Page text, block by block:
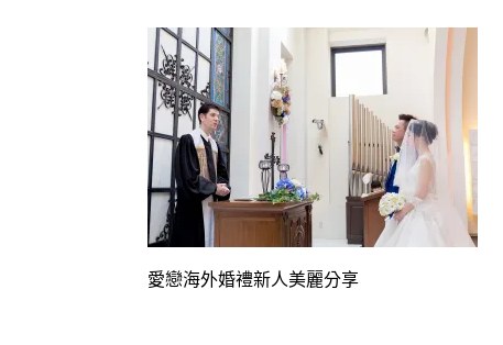
愛戀海外婚禮新人美麗分享